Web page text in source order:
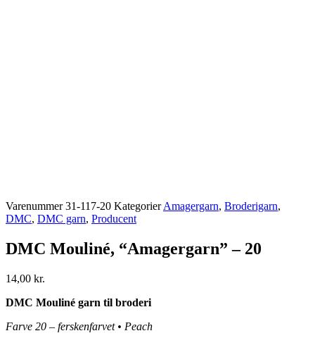
Varenummer31-117-20 Kategorier Amagergarn, Broderigarn,
DMC, DMC garn, Producent
DMC Mouliné, “Amagergarn” – 20
14,00 kr.
DMC Mouliné garn til broderi
Farve 20 – ferskenfarvet • Peach